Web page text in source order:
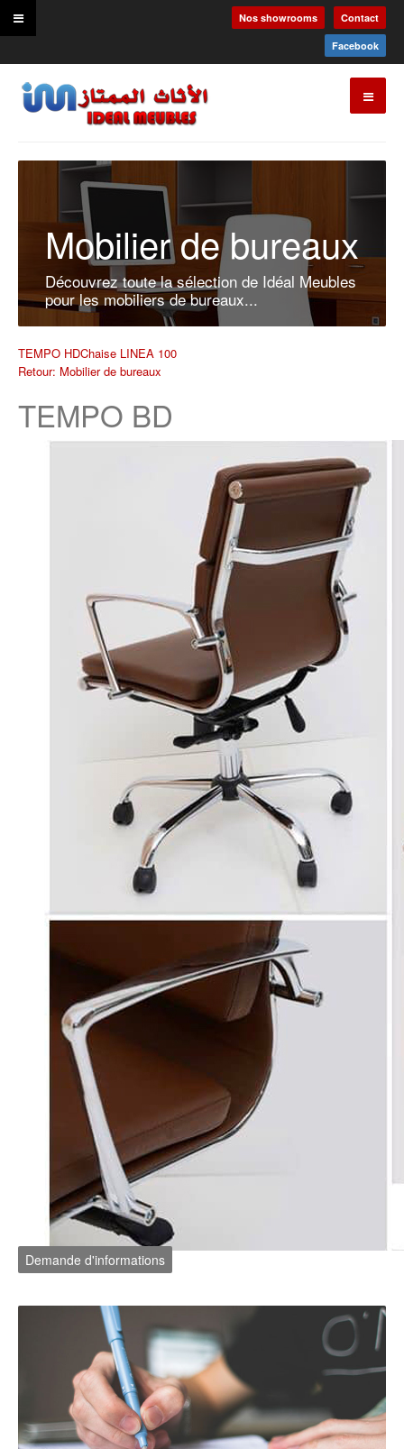
Contact
Nos showrooms
Facebook
Mobilier de bureaux
Découvrez toute la sélection de Idéal Meubles
pour les mobiliers de bureaux...
TEMPO HDChaise LINEA 100
Retour: Mobilier de bureaux
TEMPO BD
Demande d'informations